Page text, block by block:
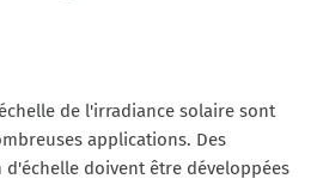
de l'irradiance solaire sont
applications. Des
doivent être développées